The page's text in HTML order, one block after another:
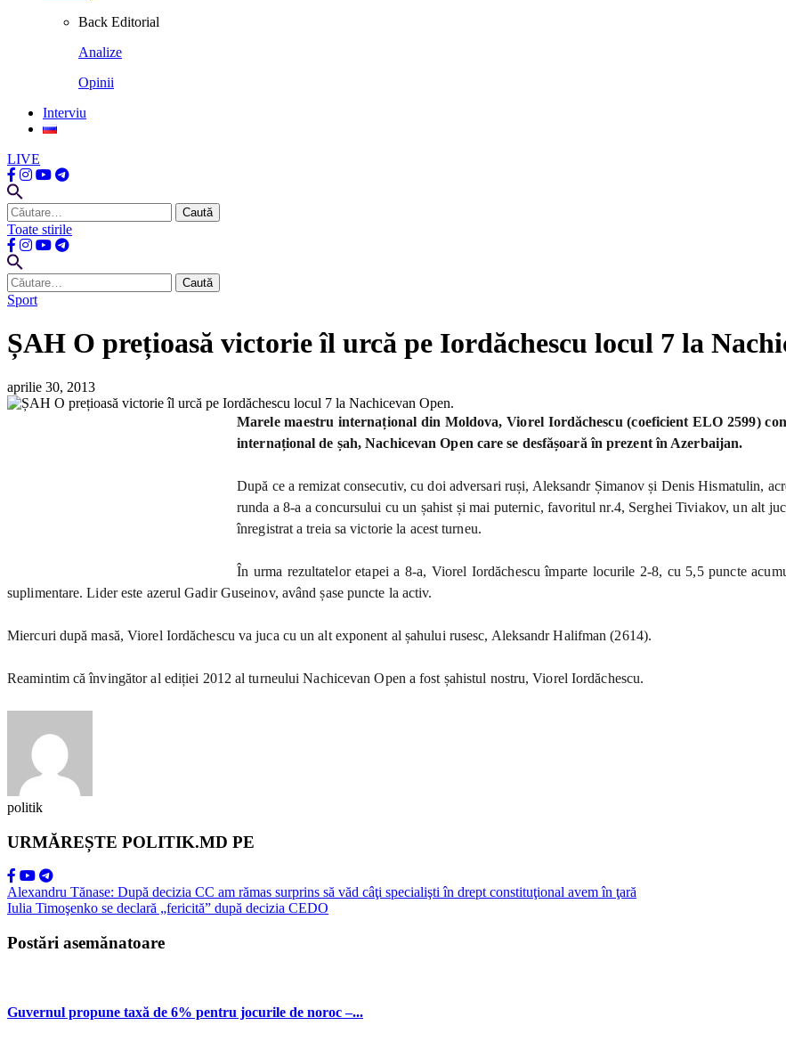
Back Editorial
Analize
Opinii
Interviu
LIVE
Caută
după:
Toate stirile
Caută
după:
Sport
ȘAH O prețioasă victorie îl urcă pe Iordăchescu locul 7 la
aprilie 30, 2013
Marele maestru internațional din Moldova, Viorel Iordăchescu (coeficient ELO 2599)
internațional de șah, Nachicevan Open care se desfășoară în prezent în Azerbaijan.
După ce a remizat consecutiv, cu doi adversari ruși, Aleksandr Șimanov și Denis Hismatulin,
runda a 8-a a concursului cu un șahist și mai puternic, favoritul nr.4, Serghei Tiviakov, un alt
înregistrat a treia sa victorie la acest turneu.
În urma rezultatelor etapei a 8-a, Viorel Iordăchescu împarte locurile 2-8, cu 5,5 puncte
suplimentare. Lider este azerul Gadir Guseinov, având șase puncte la activ.
Miercuri după masă, Viorel Iordăchescu va juca cu un alt exponent al șahului rusesc, Aleksandr Halifman (2614).
Reamintim că învingător al ediției 2012 al turneului Nachicevan Open a fost șahistul nostru, Viorel Iordăchescu.
politik
URMĂREȘTE POLITIK.MD PE
Alexandru Tănase: După decizia CC am rămas surprins să văd câţi specialişti în drept constituţional avem în ţară
Iulia Timoşenko se declară „fericită” după decizia CEDO
Postări asemănatoare
Guvernul propune taxă de 6% pentru jocurile de noroc –...